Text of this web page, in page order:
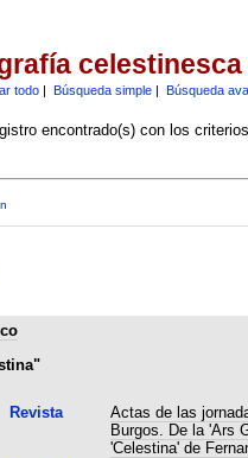
celestinesca
todo| Búsqueda simple| Búsqueda
encontrado(s) con los
Revista
Actas de las
Burgos. De la 'Ars
'Celestina' de